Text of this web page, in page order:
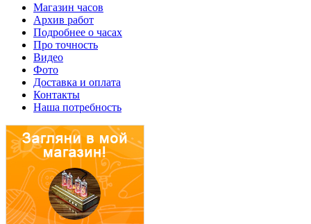
Магазин часов
Архив работ
Подробнее о часах
Про точность
Видео
Фото
Доставка и оплата
Контакты
Наша потребность